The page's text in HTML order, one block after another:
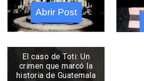
Abrir Post
El caso de Toti: Un
crimen que marcó la
historia de Guatemala